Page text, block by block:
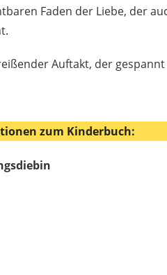
Faden der Liebe, der
Auftakt, der
zum Kinderbuch: